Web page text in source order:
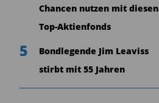
Chancen nutzen mit diesen
Top-Aktienfonds
5
Bondlegende Jim Leaviss
stirbt mit 55 Jahren